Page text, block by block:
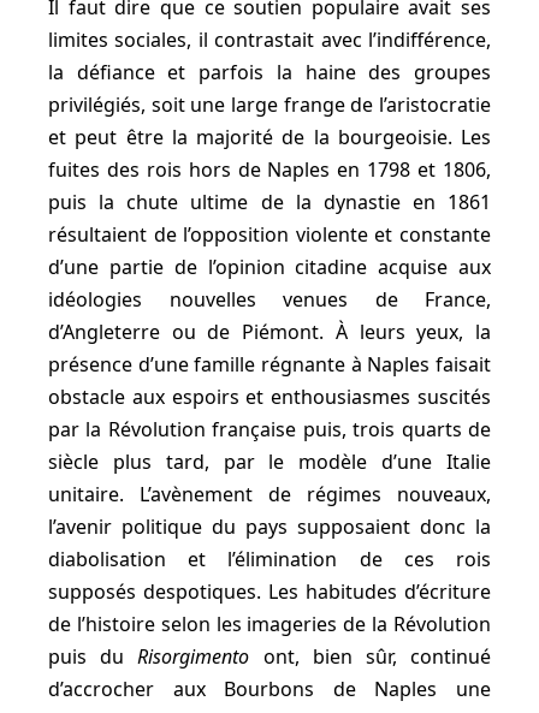
Il faut dire que ce soutien populaire avait ses
limites sociales, il contrastait avec l’indifférence,
la défiance et parfois la haine des groupes
privilégiés, soit une large frange de l’aristocratie
et peut être la majorité de la bourgeoisie. Les
fuites des rois hors de Naples en 1798 et 1806,
puis la chute ultime de la dynastie en 1861
résultaient de l’opposition violente et constante
d’une partie de l’opinion citadine acquise aux
idéologies nouvelles venues de France,
d’Angleterre ou de Piémont. À leurs yeux, la
présence d’une famille régnante à Naples faisait
obstacle aux espoirs et enthousiasmes suscités
par la Révolution française puis, trois quarts de
siècle plus tard, par le modèle d’une Italie
unitaire. L’avènement de régimes nouveaux,
l’avenir politique du pays supposaient donc la
diabolisation et l’élimination de ces rois
supposés despotiques. Les habitudes d’écriture
de l’histoire selon les imageries de la Révolution
puis duRisorgimento ont, bien sûr, continué
d’accrocher aux Bourbons de Naples une